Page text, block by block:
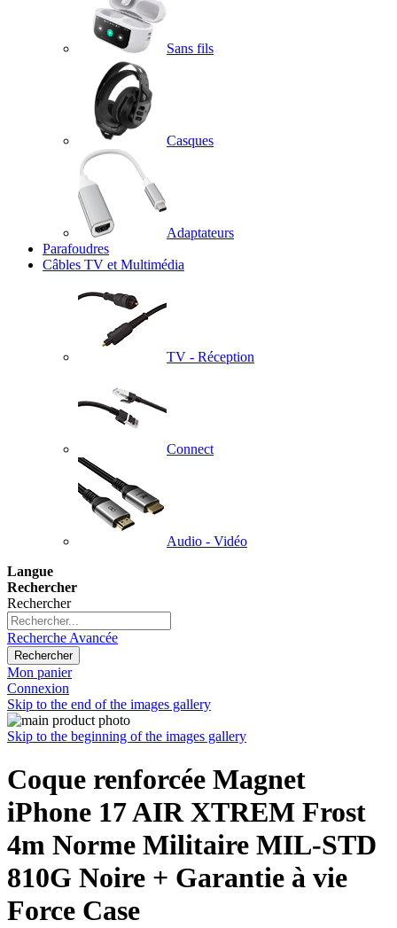
Sans fils
Casques
Adaptateurs
Parafoudres
Câbles TV et Multimédia
TV - Réception
Connect
Audio - Vidéo
Langue
Rechercher
Rechercher
Recherche Avancée
Rechercher
Mon panier
Connexion
Skip to the end of the images gallery
Skip to the beginning of the images gallery
Coque renforcée Magnet
iPhone 17 AIR XTREM Frost
4m Norme Militaire MIL-STD
810G Noire + Garantie à vie
Force Case